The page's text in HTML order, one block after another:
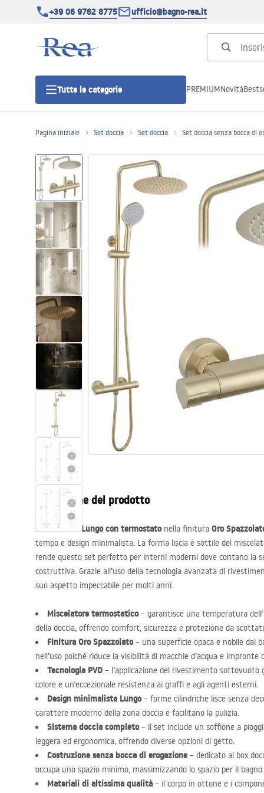
+39 06 9762 8775 ufficio@bagno-rea.it
Tutte le categorie
Porte doccia
Piatti doccia da bagno
Canaline di scarico
Set di vaso WC e bidet
Lavabi
Vasche da bagno e schermi vasca
Rubinetti da bagno
Cucina
PREMIUMNovità
Pagina iniziale Set doccia Set doccia Set doccia senza bocca di
Descrizione del prodotto
Ilset doccia Lungo con termostatonella finitura Oro
tempo e design minimalista. La forma liscia e sottile del
rende questo set perfetto per interni moderni dove contano la
costruttiva. Grazie all’uso della tecnologia avanzata di
suo aspetto impeccabile per molti anni.
Miscelatore termostatico– garantisce una temperatura
della doccia, offrendo comfort, sicurezza e protezione da
Finitura Oro Spazzolato– una superficie opaca e nobile dal
nell’uso poiché riduce la visibilità di macchie d’acqua e impronte
Tecnologia PVD – l’applicazione del rivestimento sottovuoto
colore e un’eccezionale resistenza ai graffi e agli agenti esterni.
Design minimalista Lungo– forme cilindriche lisce senza
carattere moderno della zona doccia e facilitano la pulizia.
Sistema doccia completo– il set include un soffione a
leggera ed ergonomica, offrendo diverse opzioni di getto.
Costruzione senza bocca di erogazione – dedicato ai box
occupa uno spazio minimo, massimizzando lo spazio per il bagno.
Materiali di altissima qualità – il corpo in ottone e i